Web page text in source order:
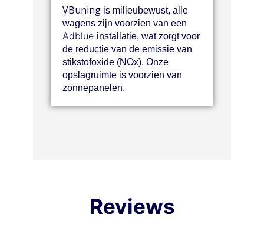
VBuning is milieubewust, alle
wagens zijn voorzien van een
Adblue installatie, wat zorgt voor
de reductie van de emissie van
stikstofoxide (NOx). Onze
opslagruimte is voorzien van
zonnepanelen.
Reviews